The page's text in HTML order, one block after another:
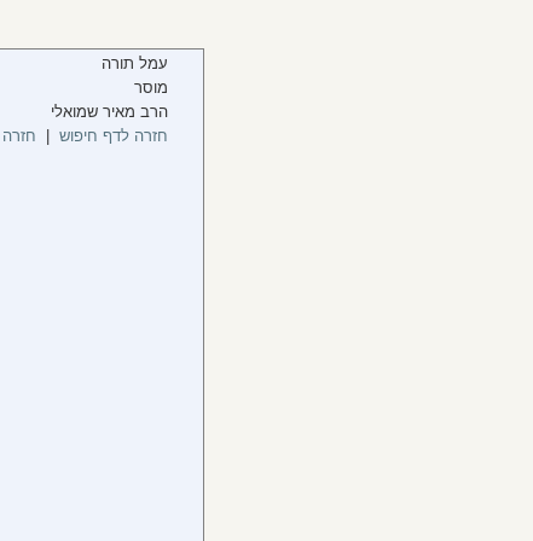
עמל תורה
מוסר
הרב מאיר שמואלי
חזרה לדף חיפוש